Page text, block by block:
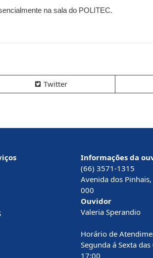
na sala do POLITEC.
Twitter
Informações da
(66) 3571-1315
Avenida dos
000
Ouvidor
Valeria Sperandio
Horário de
Segunda á Sexta
17:00